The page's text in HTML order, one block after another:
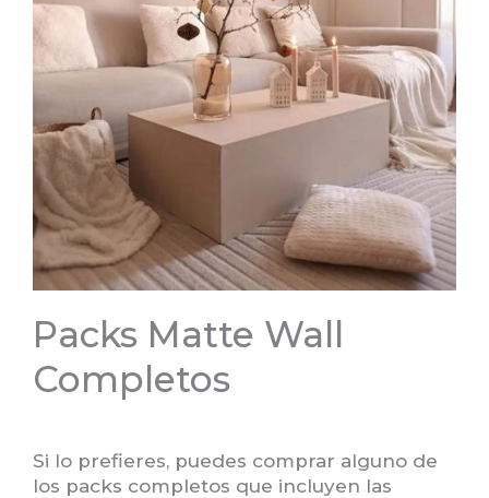
Packs Matte Wall
Completos
Si lo prefieres, puedes comprar alguno de
los packs completos que incluyen las